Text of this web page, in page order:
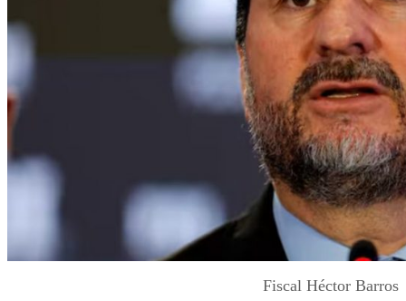
Fiscal Héctor Barros